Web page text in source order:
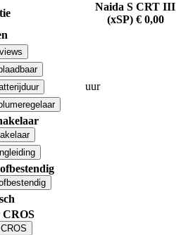
Naida S CRT III
(xSP) € 0,00
uur
CROS